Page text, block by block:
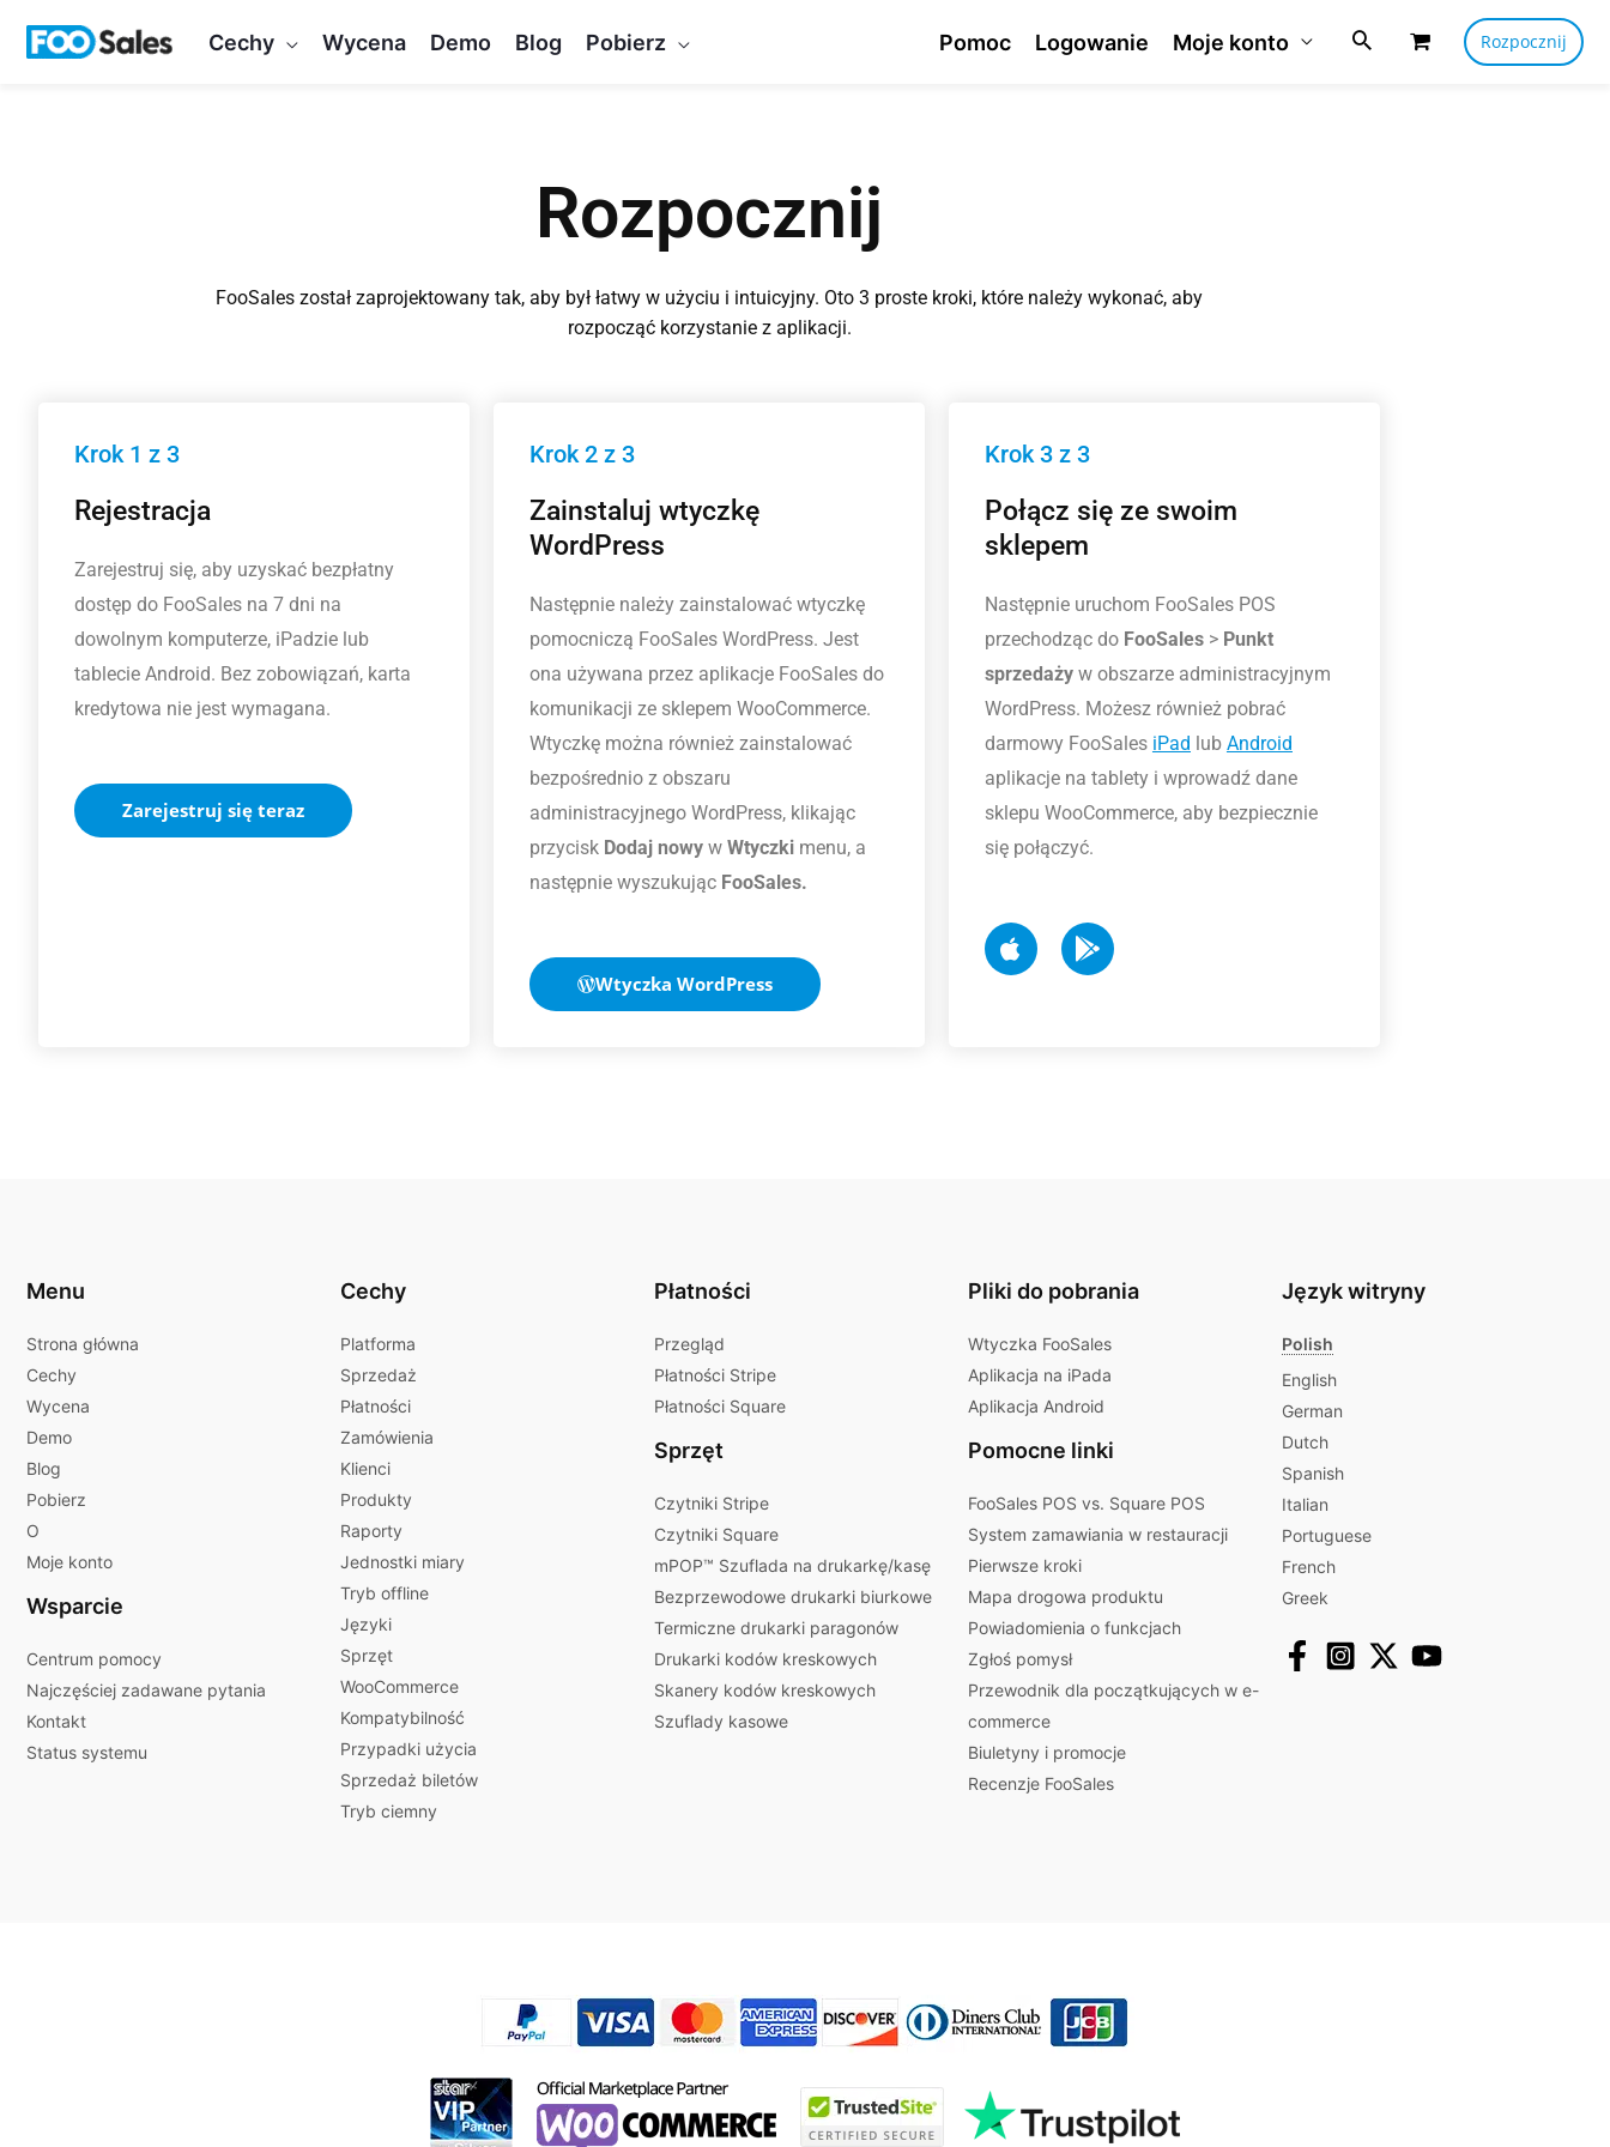
Cechy Wycena Demo Blog Pobierz Pomoc Logowanie Moje konto Rozpocznij
Rozpocznij
FooSales został zaprojektowany tak, aby był łatwy w użyciu i intuicyjny. Oto 3 proste kroki, które należy wykonać, aby
rozpocząć korzystanie z aplikacji.
Krok 1 z 3
Rejestracja
Zarejestruj się, aby uzyskać bezpłatny
dostęp do FooSales na 7 dni na
dowolnym komputerze, iPadzie lub
tablecie Android. Bez zobowiązań, karta
kredytowa nie jest wymagana.
Zarejestruj się teraz
Krok 2 z 3
Zainstaluj wtyczkę
WordPress
Następnie należy zainstalować wtyczkę
pomocniczą FooSales WordPress. Jest
ona używana przez aplikacje FooSales do
komunikacji ze sklepem WooCommerce.
Wtyczkę można również zainstalować
bezpośrednio z obszaru
administracyjnego WordPress, klikając
przycisk Dodaj nowyw Wtyczkimenu, a
następnie wyszukując FooSales.
Wtyczka WordPress
Krok 3 z 3
Połącz się ze swoim
sklepem
Następnie uruchom FooSales POS
przechodząc do FooSales> Punkt
sprzedażyw obszarze administracyjnym
WordPress. Możesz również pobrać
darmowy FooSales iPad lub Android
aplikacje na tablety i wprowadź dane
sklepu WooCommerce, aby bezpiecznie
się połączyć.
Menu
Strona główna
Cechy
Wycena
Demo
Blog
Pobierz
O
Moje konto
Wsparcie
Centrum pomocy
Najczęściej zadawane pytania
Kontakt
Status systemu
Cechy
Platforma
Sprzedaż
Płatności
Zamówienia
Klienci
Produkty
Raporty
Jednostki miary
Tryb offline
Języki
Sprzęt
WooCommerce
Kompatybilność
Przypadki użycia
Sprzedaż biletów
Tryb ciemny
Płatności
Przegląd
Płatności Stripe
Płatności Square
Sprzęt
Czytniki Stripe
Czytniki Square
mPOP™ Szuflada na drukarkę/kasę
Bezprzewodowe drukarki biurkowe
Termiczne drukarki paragonów
Drukarki kodów kreskowych
Skanery kodów kreskowych
Szuflady kasowe
Pliki do pobrania
Wtyczka FooSales
Aplikacja na iPada
Aplikacja Android
Pomocne linki
FooSales POS vs. Square POS
System zamawiania w restauracji
Pierwsze kroki
Mapa drogowa produktu
Powiadomienia o funkcjach
Zgłoś pomysł
Przewodnik dla początkujących w e-
commerce
Biuletyny i promocje
Recenzje FooSales
Język witryny
Polish
English
German
Dutch
Spanish
Italian
Portuguese
French
Greek